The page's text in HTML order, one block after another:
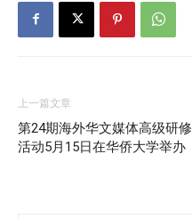
上一篇文章
第24期海外华文媒体高级研修
活动5月15日在华侨大学举办